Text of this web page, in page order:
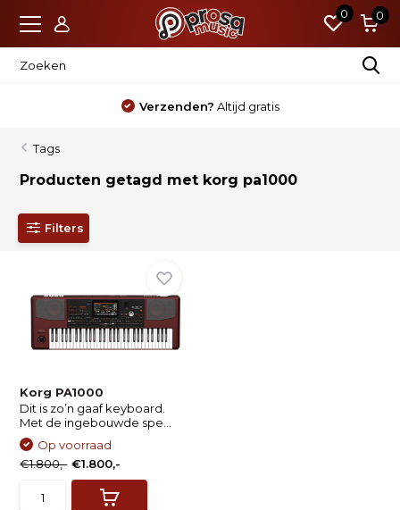
0 0
Verzenden? Altijd gratis
Tags
Producten getagd met korg pa1000
Filters
Korg PA1000
Dit is zo’n gaaf keyboard.
Met de ingebouwde spe...
Op voorraad
€1.800,- €1.800,-